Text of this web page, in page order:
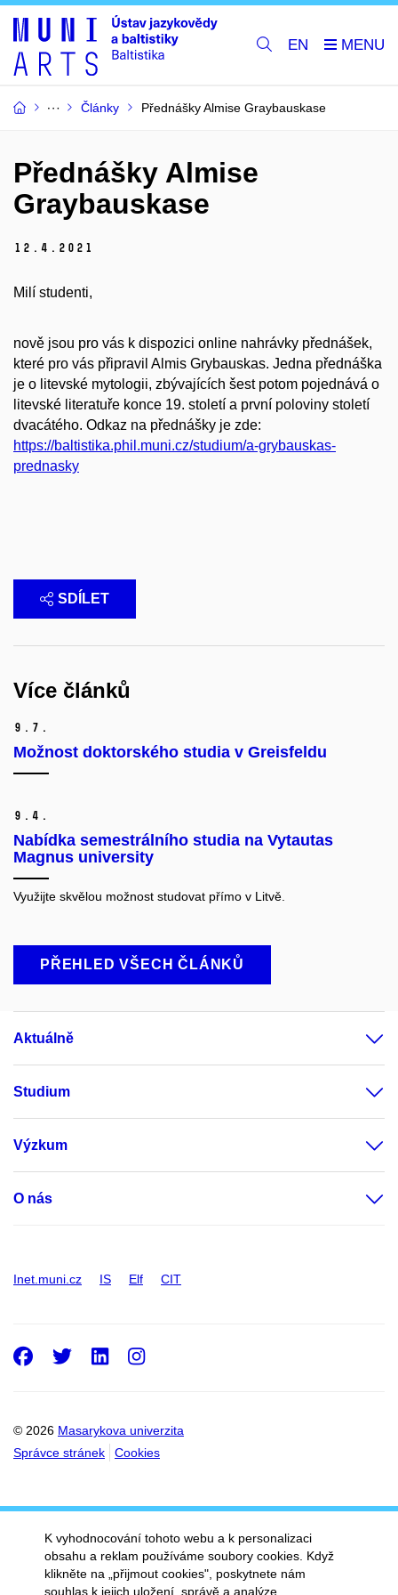
EN
Články Přednášky Almise Graybauskase
Přednášky Almise
Graybauskase
12. 4. 2021
Milí studenti,
nově jsou pro vás k dispozici online nahrávky přednášek,
které pro vás připravil Almis Grybauskas. Jedna přednáška
je o litevské mytologii, zbývajících šest potom pojednává o
litevské literatuře konce 19. století a první poloviny století
dvacátého. Odkaz na přednášky je zde:
https://baltistika.phil.muni.cz/studium/a-grybauskas-
prednasky
SDÍLET
Více článků
9. 7.
Možnost doktorského studia v Greisfeldu
9. 4.
Nabídka semestrálního studia na Vytautas
Magnus university
Využijte skvělou možnost studovat přímo v Litvě.
PŘEHLED VŠECH ČLÁNKŮ
Aktuálně
Studium
Výzkum
O nás
Inet.muni.cz IS Elf CIT
© 2026 Masarykova univerzita
Správce stránek
Cookies
Facebook
Twitter
LinkedIn
Instagram
K vyhodnocování tohoto webu a k personalizaci
obsahu a reklam používáme soubory cookies. Když
klikněte na „přijmout cookies", poskytnete nám
souhlas k jejich uložení, správě a analýze.